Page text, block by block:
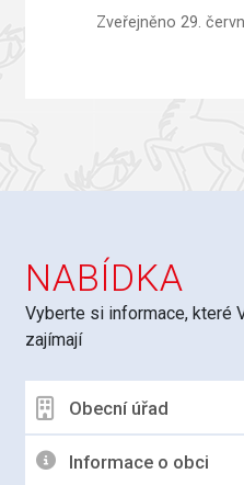
Zveřejněno 29.
NABÍDKA
Vyberte si informace, které
zajímají
Obecní úřad
Informace o obci